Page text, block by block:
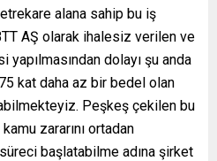
alana sahip bu iş
AŞ olarak ihalesiz verilen ve
dolayı şu anda
kat daha az bir bedel olan
Peşkeş çekilen bu
zararını ortadan
başlatabilme adına şirket